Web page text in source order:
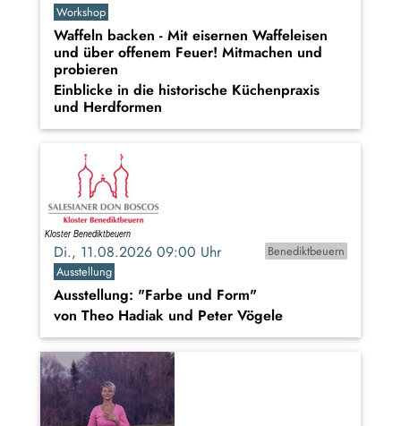
Workshop
Waffeln backen - Mit eisernen Waffeleisen
und über offenem Feuer! Mitmachen und
probieren
Einblicke in die historische Küchenpraxis
und Herdformen
Di., 11.08.2026 09:00 Uhr
Benediktbeuern
Ausstellung
Ausstellung: "Farbe und Form"
von Theo Hadiak und Peter Vögele